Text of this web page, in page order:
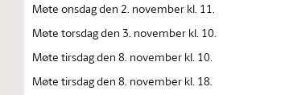
Møte onsdag den 2. november kl. 11.
Møte torsdag den 3. november kl. 10.
Møte tirsdag den 8. november kl. 10.
Møte tirsdag den 8. november kl. 18.